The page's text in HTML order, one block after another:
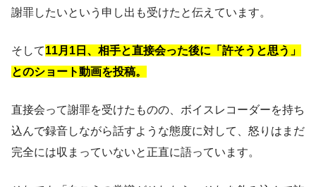
謝罪したいという申し出も受けたと伝えています。
そして11月1日、相手と直接会った後に「許そうと思う」
とのショート動画を投稿。
直接会って謝罪を受けたものの、ボイスレコーダーを持ち
込んで録音しながら話すような態度に対して、怒りはまだ
完全には収まっていないと正直に語っています。